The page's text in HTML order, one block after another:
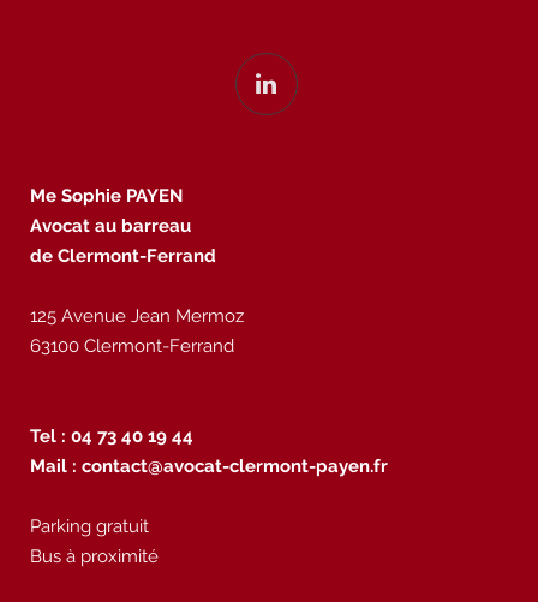
Me Sophie PAYEN
Avocat au barreau
de Clermont-Ferrand
125 Avenue Jean Mermoz
63100 Clermont-Ferrand
Tel : 04 73 40 19 44
Mail : contact@avocat-clermont-payen.fr
Parking gratuit
Bus à proximité